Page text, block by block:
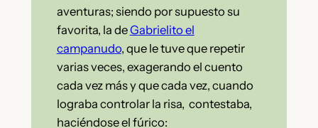
aventuras; siendo por supuesto su
favorita, la deGabrielito el
campanudo, que le tuve que repetir
varias veces, exagerando el cuento
cada vez más y que cada vez, cuando
lograba controlar la risa, contestaba,
haciéndose el fúrico: